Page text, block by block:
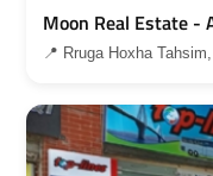
Moon Real Estate -
📍 Rruga Hoxha